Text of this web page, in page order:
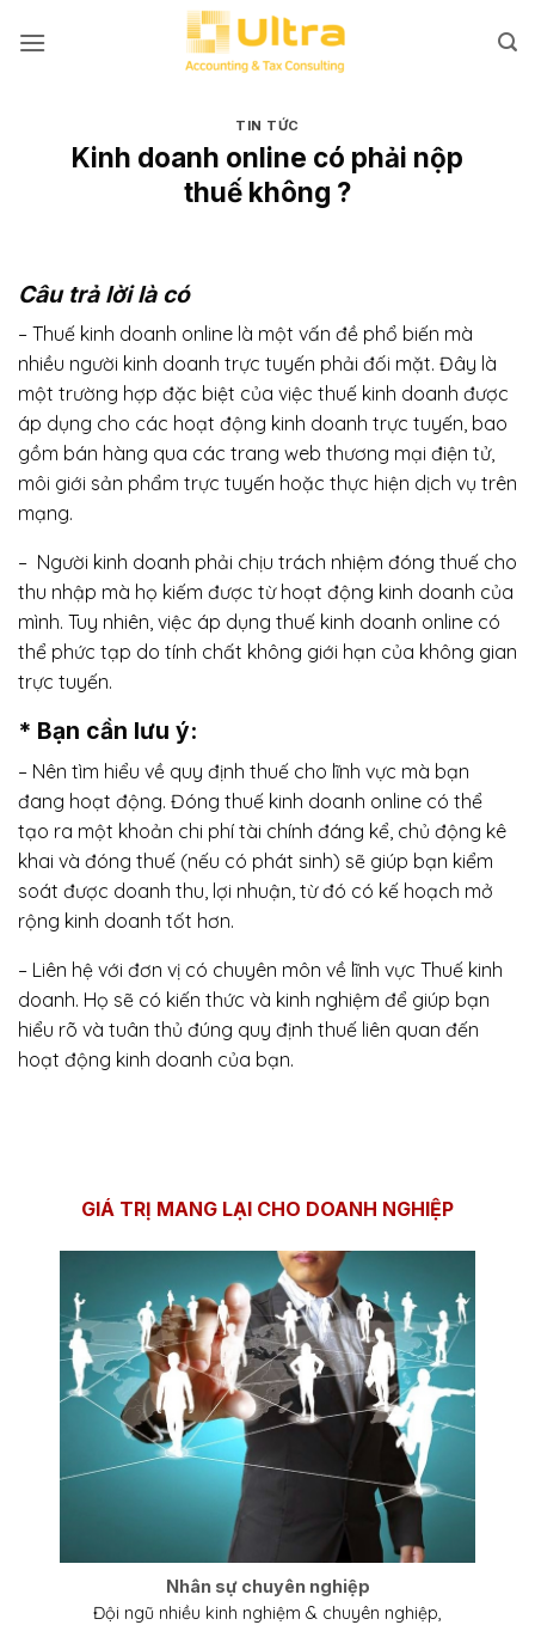
qua
TIN TỨC
Kinh doanh online có phải nộp
thuế không ?
Câu trả lời là có
– Thuế kinh doanh online là một vấn đề phổ biến mà
nhiều người kinh doanh trực tuyến phải đối mặt. Đây là
một trường hợp đặc biệt của việc thuế kinh doanh được
áp dụng cho các hoạt động kinh doanh trực tuyến, bao
gồm bán hàng qua các trang web thương mại điện tử,
môi giới sản phẩm trực tuyến hoặc thực hiện dịch vụ trên
mạng.
– Người kinh doanh phải chịu trách nhiệm đóng thuế cho
thu nhập mà họ kiếm được từ hoạt động kinh doanh của
mình. Tuy nhiên, việc áp dụng thuế kinh doanh online có
thể phức tạp do tính chất không giới hạn của không gian
trực tuyến.
* Bạn cần lưu ý:
– Nên tìm hiểu về quy định thuế cho lĩnh vực mà bạn
đang hoạt động. Đóng thuế kinh doanh online có thể
tạo ra một khoản chi phí tài chính đáng kể, chủ động kê
khai và đóng thuế (nếu có phát sinh) sẽ giúp bạn kiểm
soát được doanh thu, lợi nhuận, từ đó có kế hoạch mở
rộng kinh doanh tốt hơn.
– Liên hệ với đơn vị có chuyên môn về lĩnh vực Thuế kinh
doanh. Họ sẽ có kiến thức và kinh nghiệm để giúp bạn
hiểu rõ và tuân thủ đúng quy định thuế liên quan đến
hoạt động kinh doanh của bạn.
GIÁ TRỊ MANG LẠI CHO DOANH NGHIỆP
Nhân sự chuyên nghiệp
Đội ngũ nhiều kinh nghiệm & chuyên nghiệp,